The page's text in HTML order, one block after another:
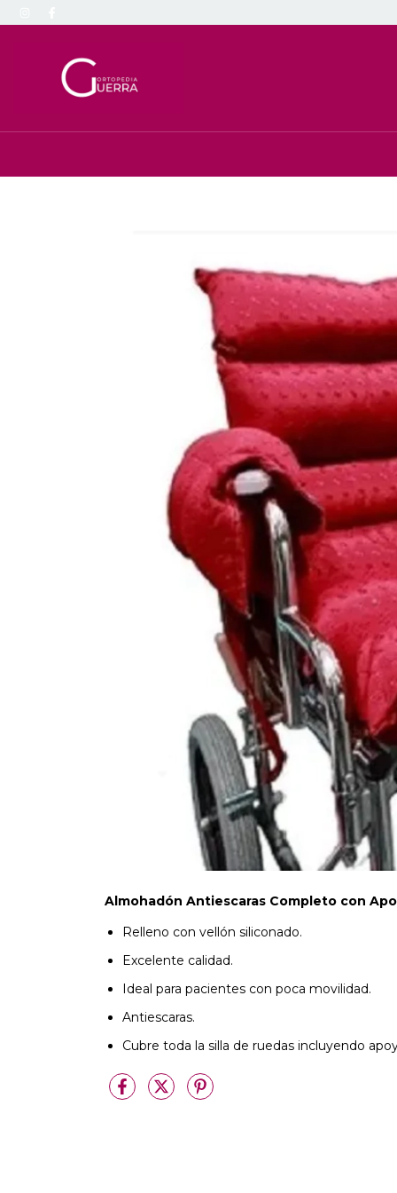
Almohadón Antiescaras Completo con
Relleno con vellón siliconado.
Excelente calidad.
Ideal para pacientes con poca movilidad.
Antiescaras.
Cubre toda la silla de ruedas incluyendo